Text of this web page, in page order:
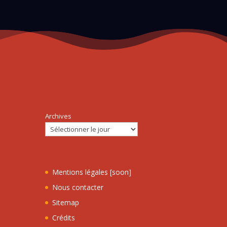
Archives
Mentions légales [soon]
Nous contacter
Sitemap
Crédits